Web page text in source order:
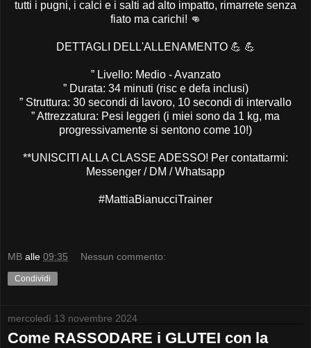
tutti i pugni, i calci e i salti ad alto impatto, rimarrete senza
fiato ma carichi! 👊
DETTAGLI DELL'ALLENAMENTO 💪 💪
” Livello: Medio - Avanzato
” Durata: 34 minuti (risc e defa inclusi)
” Struttura: 30 secondi di lavoro, 10 secondi di intervallo
” Attrezzatura: Pesi leggeri (i miei sono da 1 kg, ma
progressivamente si sentono come 10!)
**UNISCITI ALLA CLASSE ADESSO! Per contattarmi:
Messenger / DM / Whatsapp
#MattiaBianucciTrainer
MB alle 09:35 Nessun commento:
Condividi
mercoledì 13 novembre 2024
Come RASSODARE i GLUTEI con la